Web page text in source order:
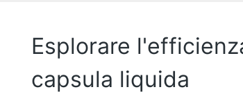
Esplorare
capsula liquida